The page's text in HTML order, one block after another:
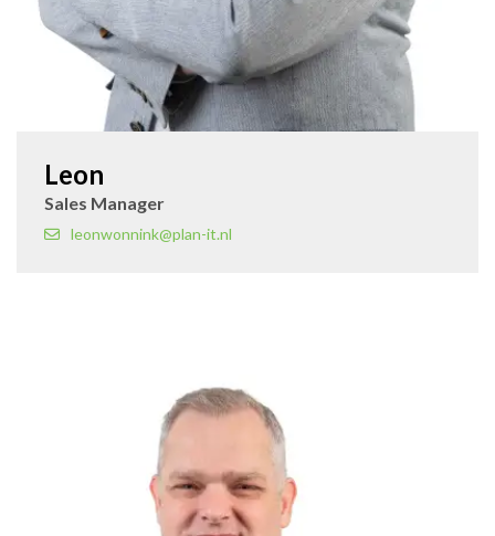
Leon
Sales Manager
leonwonnink@plan-it.nl